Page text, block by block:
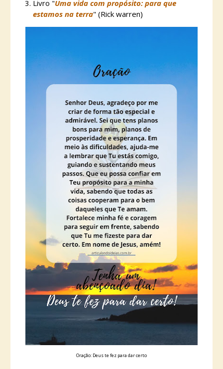
Livro "Uma vida com propósito: para que
estamos na terra" (Rick warren)
Oração: Deus te fez para dar certo